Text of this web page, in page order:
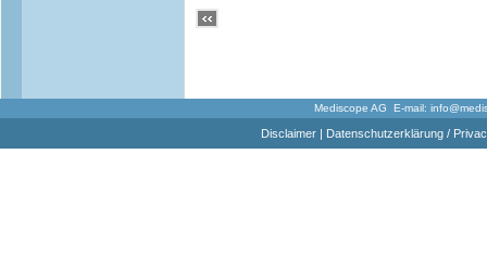
Mediscope AG E-mail:
Disclaimer| Datenschutzerklärung /